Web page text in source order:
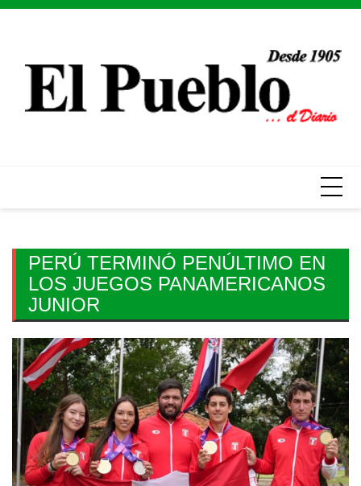
Skip
PERÚ TERMINÓ PENÚLTIMO EN
LOS JUEGOS PANAMERICANOS
JUNIOR